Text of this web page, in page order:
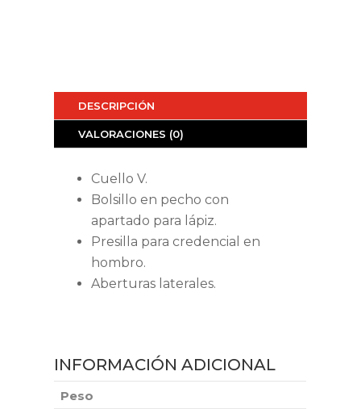
DESCRIPCIÓN
VALORACIONES (0)
Cuello V.
Bolsillo en pecho con
apartado para lápiz.
Presilla para credencial en
hombro.
Aberturas laterales.
INFORMACIÓN ADICIONAL
Peso